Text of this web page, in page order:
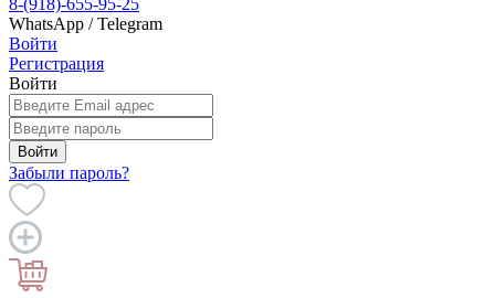
8-(918)-655-95-25
WhatsApp / Telegram
Войти
Регистрация
Войти
Войти
Забыли пароль?